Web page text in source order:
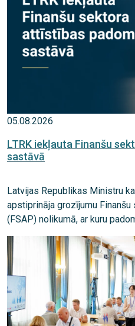
05.08.2026
LTRK iekļauta Finanšu
sastāvā
Latvijas Republikas Ministru
apstiprināja grozījumu
(FSAP) nolikumā, ar kuru